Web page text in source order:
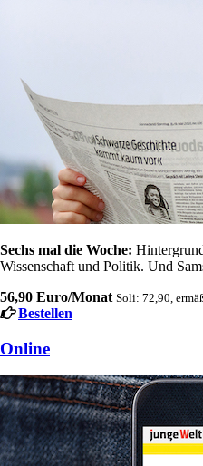
Sechs mal die Woche:
Wissenschaft und Politik. Und
56,90 Euro/Monat Soli: 72,90,
Bestellen
Online